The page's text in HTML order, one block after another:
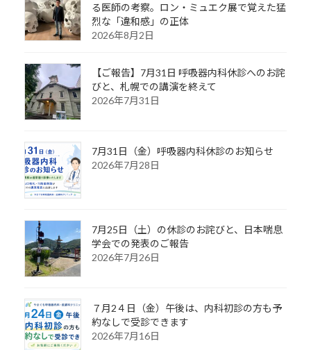
る医師の考察。ロン・ミュエク展で覚えた猛
烈な「違和感」の正体
2026年8月2日
【ご報告】7月31日 呼吸器内科休診へのお詫
びと、札幌での講演を終えて
2026年7月31日
7月31日（金）呼吸器内科休診のお知らせ
2026年7月28日
7月25日（土）の休診のお詫びと、日本喘息
学会での発表のご報告
2026年7月26日
７月2４日（金）午後は、内科初診の方も予
約なしで受診できます
2026年7月16日